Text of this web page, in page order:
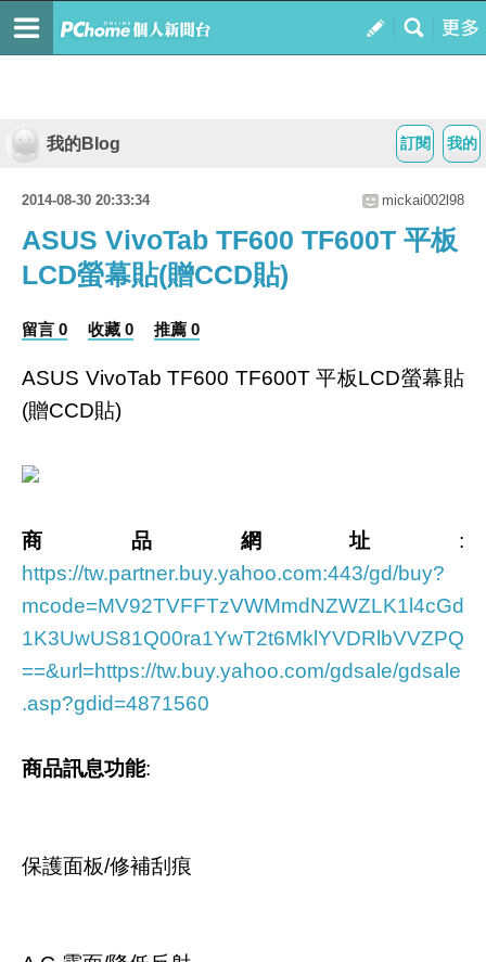
我的
訂閱
我的Blog
2014-08-30 20:33:34 mickai002l98
ASUS VivoTab TF600 TF600T 平板
LCD螢幕貼(贈CCD貼)
留言 0 收藏 0 推薦 0
ASUS VivoTab TF600 TF600T 平板LCD螢幕貼
(贈CCD貼)
商品網址 :
https://tw.partner.buy.yahoo.com:443/gd/buy?
mcode=MV92TVFFTzVWMmdNZWZLK1l4cGd
1K3UwUS81Q00ra1YwT2t6MklYVDRlbVVZPQ
==&url=https://tw.buy.yahoo.com/gdsale/gdsale
.asp?gdid=4871560
商品訊息功能:
保護面板/修補刮痕